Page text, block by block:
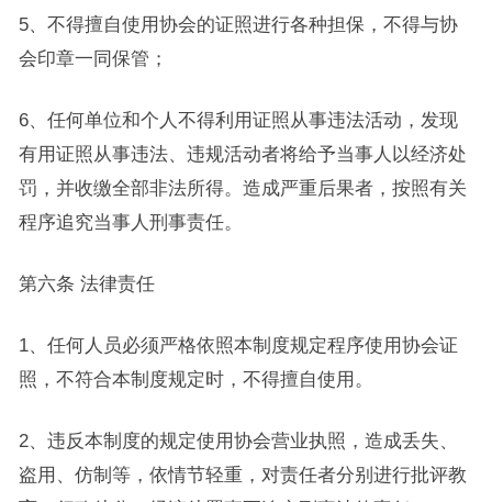
5、不得擅自使用协会的证照进行各种担保，不得与协
会印章一同保管；
6、任何单位和个人不得利用证照从事违法活动，发现
有用证照从事违法、违规活动者将给予当事人以经济处
罚，并收缴全部非法所得。造成严重后果者，按照有关
程序追究当事人刑事责任。
第六条 法律责任
1、任何人员必须严格依照本制度规定程序使用协会证
照，不符合本制度规定时，不得擅自使用。
2、违反本制度的规定使用协会营业执照，造成丢失、
盗用、仿制等，依情节轻重，对责任者分别进行批评教